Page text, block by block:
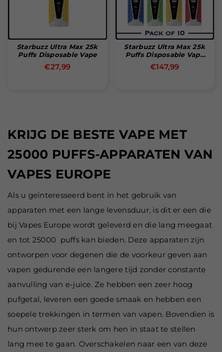
Starbuzz Ultra Max 25k
Puffs Disposable Vape
Normale
€27,99
Starbuzz Ultra Max 25k
Puffs Disposable Vape
(Box Of 10)
Normale
€147,99
KRIJG DE BESTE VAPE MET
25000 PUFFS-APPARATEN VAN
VAPES EUROPE
Als u geïnteresseerd bent in het gebruik van
apparaten met een lange levensduur, is dit er een die
bij Vapes Europe wordt geleverd en die lang meegaat
en tot 25000 puffs kan bieden. Deze apparaten zijn
ontworpen voor degenen die de voorkeur geven aan
vapen gedurende een langere tijd zonder constante
aanvulling van e-juice. Ze hebben een zeer hoog
pufgetal, leveren een goede smaak en hebben een
soepele trekkingen in termen van vapen. Bovendien is
hun ontwerp zeer sterk om hen in staat te stellen
lang mee te gaan. Overschakelen naar een van deze